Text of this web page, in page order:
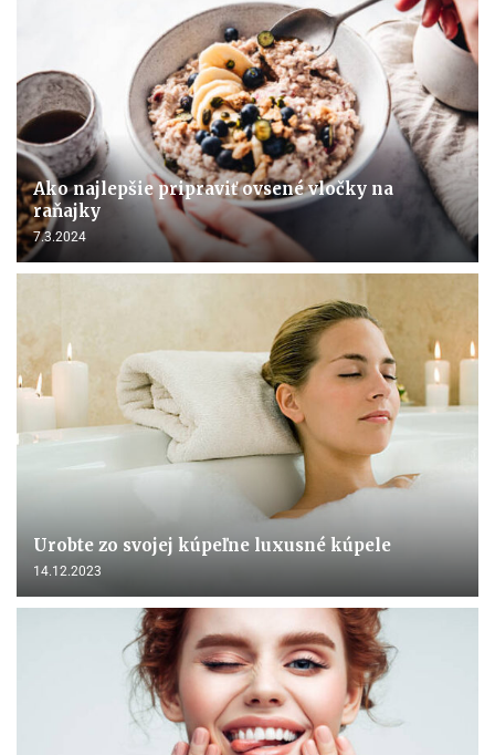
Ako najlepšie pripraviť ovsené vločky na
raňajky
7.3.2024
Urobte zo svojej kúpeľne luxusné kúpele
14.12.2023